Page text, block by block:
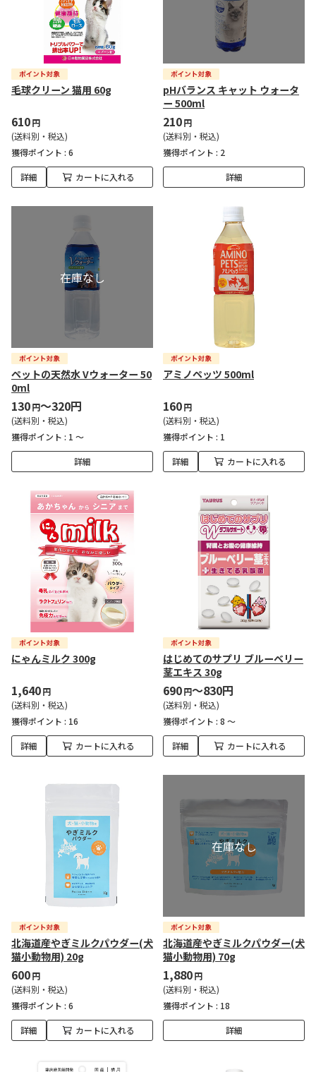
毛球クリーン 猫用 60g
610円
(送料別・税込)
獲得ポイント : 6
詳細 カートに入れる
pHバランス キャット ウォータ
ー 500ml
210円
(送料別・税込)
獲得ポイント : 2
詳細
ペットの天然水 Vウォーター 50
0ml
130円～320円
(送料別・税込)
獲得ポイント : 1 ～
詳細
アミノペッツ 500ml
160円
(送料別・税込)
獲得ポイント : 1
詳細 カートに入れる
にゃんミルク 300g
1,640円
(送料別・税込)
獲得ポイント : 16
詳細 カートに入れる
はじめてのサプリ ブルーベリー
茎エキス 30g
690円～830円
(送料別・税込)
獲得ポイント : 8 ～
詳細 カートに入れる
北海道産やぎミルクパウダー(犬
猫小動物用) 20g
600円
(送料別・税込)
獲得ポイント : 6
詳細 カートに入れる
北海道産やぎミルクパウダー(犬
猫小動物用) 70g
1,880円
(送料別・税込)
獲得ポイント : 18
詳細